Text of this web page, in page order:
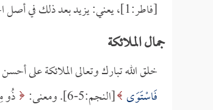
[فاطر:1]، يعني: يزيد بعد ذلك في أصل الخلق أو في الأجنحة،
جمال الملائكة
خلق الله تبارك وتعالى الملائكة على
فَاسْتَوَى [النجم:5-6]. ومعنى: ذُو